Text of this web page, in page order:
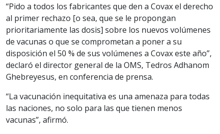
“Pido a todos los fabricantes que den a Covax el derecho
al primer rechazo [o sea, que se le propongan
prioritariamente las dosis] sobre los nuevos volúmenes
de vacunas o que se comprometan a poner a su
disposición el 50 % de sus volúmenes a Covax este año”,
declaró el director general de la OMS, Tedros Adhanom
Ghebreyesus, en conferencia de prensa.
“La vacunación inequitativa es una amenaza para todas
las naciones, no solo para las que tienen menos
vacunas”, afirmó.